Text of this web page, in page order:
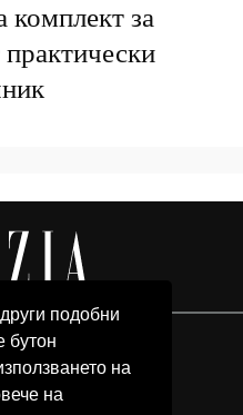
подобни
бутон
на
на
комплект за